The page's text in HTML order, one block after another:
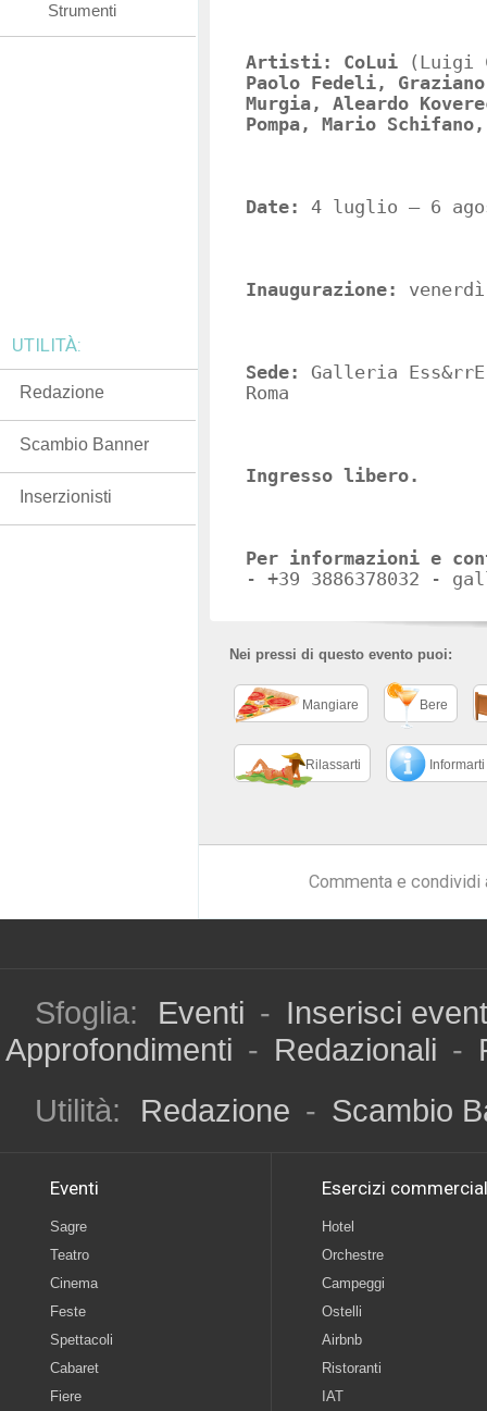
Artisti: CoLui (Luigi
Paolo Fedeli,
Murgia, Aleardo
Pompa, Mario
Date: 4 luglio – 6
Inaugurazione:
Sede:
Galleria
Roma
Ingresso libero.
Per informazioni e
- +39 3886378032 -
Nei pressi di questo evento puoi:
Mangiare Bere
Rilassarti Informarti
Commenta e
Strumenti
UTILITÀ:
Redazione
Scambio Banner
Inserzionisti
Sfoglia: Eventi - Inserisci
Approfondimenti - Redazionali -
Utilità:
Redazione - Scambio
Eventi
Sagre
Teatro
Cinema
Feste
Spettacoli
Cabaret
Fiere
Esercizi
Hotel
Orchestre
Campeggi
Ostelli
Airbnb
Ristoranti
IAT